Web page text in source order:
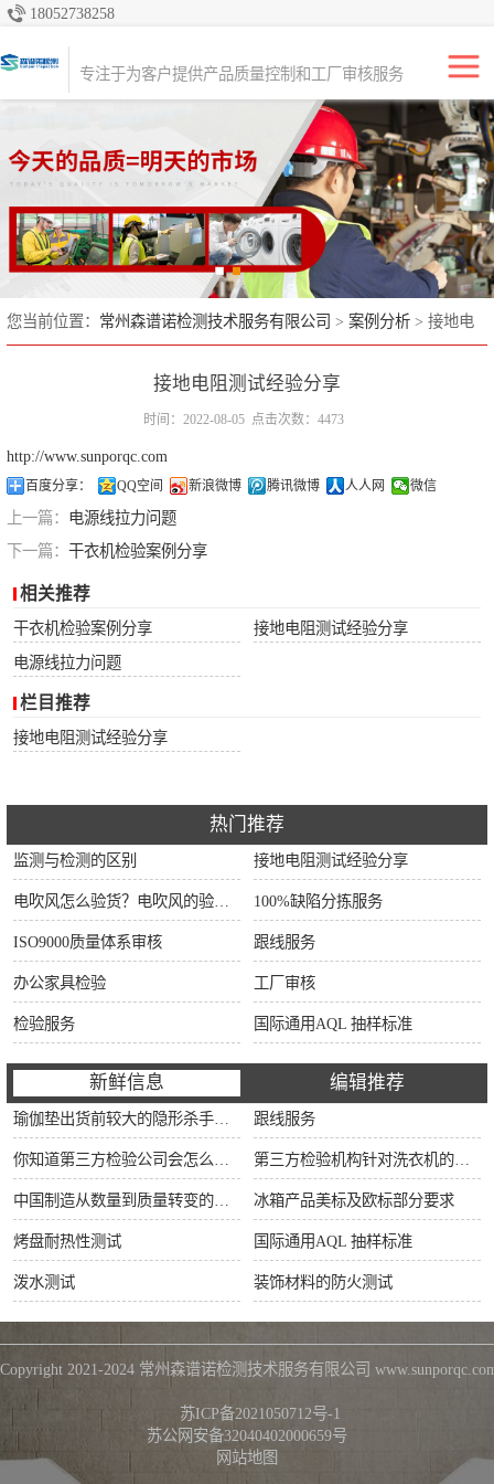
18052738258
提供质量控制、检验和咨询解决方案。
专注于为客户提供产品质量控制和工厂审核服务
您当前位置： 常州森谱诺检测技术服务有限公司 > 案例分析 > 接地电
阻测试经验分享
接地电阻测试经验分享
时间：2022-08-05 点击次数：4473
http://www.sunporqc.com
百度分享： QQ空间 新浪微博 腾讯微博 人人网 微信
上一篇： 电源线拉力问题
下一篇： 干衣机检验案例分享
相关推荐
干衣机检验案例分享
接地电阻测试经验分享
电源线拉力问题
栏目推荐
接地电阻测试经验分享
热门推荐
监测与检测的区别 接地电阻测试经验分享
100%缺陷分拣服务
ISO9000质量体系审核 跟线服务
办公家具检验 工厂审核
检验服务 国际通用AQL 抽样标准
新鲜信息 编辑推荐
跟线服务
冰箱产品美标及欧标部分要求
烤盘耐热性测试 国际通用AQL 抽样标准
泼水测试 装饰材料的防火测试
Copyright 2021-2024 常州森谱诺检测技术服务有限公司
      苏ICP备2021050712号-1
苏公网安备32040402000659号
网站地图
产品检验
生产初期检验
生产中期检验
出货前检验（尾
期）
全检
工厂审核